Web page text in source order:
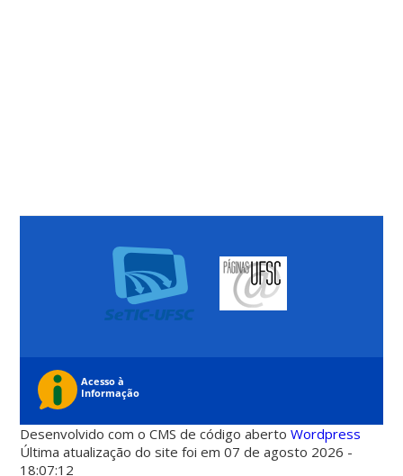
Desenvolvido com o CMS de código abertoWordpress
Última atualização do site foi em 07 de agosto 2026 -
18:07:12